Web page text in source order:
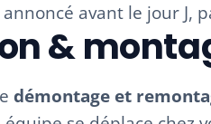
avant le jour J,
&
démontage et